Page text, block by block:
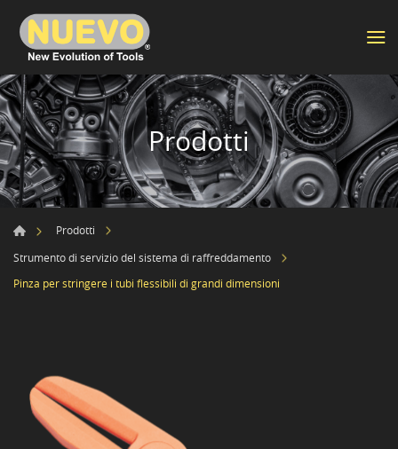
Prodotti
Prodotti
Strumento di servizio del sistema di raffreddamento
Pinza per stringere i tubi flessibili di grandi dimensioni